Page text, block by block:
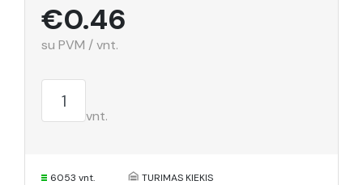
€0.46
su PVM / vnt.
vnt.
6053 vnt.
TURIMAS KIEKIS